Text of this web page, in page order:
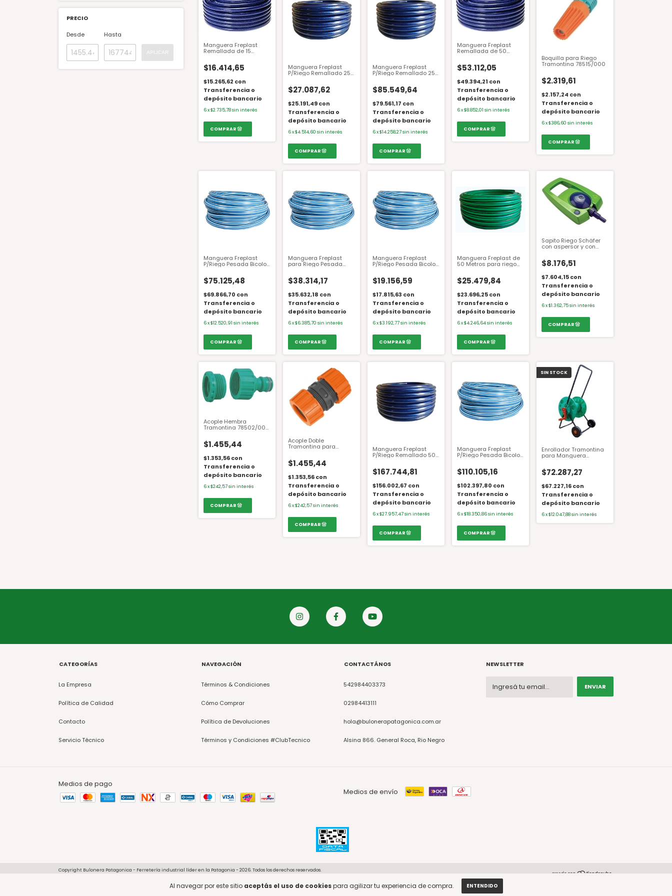
Al navegar por este sitio aceptás el uso de cookiespara agilizar tu experiencia de compra. ENTENDIDO
PRECIO
Desde Hasta
Manguera Freplast
Remallada de 15
1/2"
$16.414,65
$15.265,62 con
Transferencia o
depósito bancario
6x$2.735,78sin interés
Manguera Freplast
P/Riego Remallado 25
$27.087,62
$25.191,49con
Transferencia o
depósito bancario
6x$4.514,60 sin interés
Manguera Freplast
P/Riego Remallado 25
$85.549,64
$79.561,17 con
Transferencia o
depósito bancario
6x$14.258,27sin interés
Manguera Freplast
Remallada de 50
1/2"
$53.112,05
$49.394,21 con
Transferencia o
depósito bancario
6x$8.852,01 sin interés
Boquilla para Riego
Tramontina 78515/000
$2.319,61
$2.157,24 con
Transferencia o
depósito bancario
6x$386,60 sin interés
Manguera Freplast
P/Riego Pesada Bicolor
$75.125,48
$69.866,70 con
Transferencia o
depósito bancario
6x$12.520,91 sin interés
Manguera Freplast
para Riego Pesada
$38.314,17
$35.632,18 con
Transferencia o
depósito bancario
6x$6.385,70 sin interés
Manguera Freplast
P/Riego Pesada Bicolor
$19.156,59
$17.815,63 con
Transferencia o
depósito bancario
6x$3.192,77sin interés
Manguera Freplast de
50 Metros para riego
$25.479,84
$23.696,25con
Transferencia o
depósito bancario
6x$4.246,64sin interés
Sapito Riego Schäfer
con aspersor y con
$8.176,51
$7.604,15con
Transferencia o
depósito bancario
6x$1.362,75sin interés
Acople Hembra
Tramontina 78502/000
$1.455,44
$1.353,56con
Transferencia o
depósito bancario
6x$242,57sin interés
Acople Doble
Tramontina para
44228
$1.455,44
$1.353,56con
Transferencia o
depósito bancario
6x$242,57sin interés
Manguera Freplast
P/Riego Remallado 50
$167.744,81
$156.002,67 con
Transferencia o
depósito bancario
6x$27.957,47sin interés
Manguera Freplast
P/Riego Pesada Bicolor
$110.105,16
$102.397,80 con
Transferencia o
depósito bancario
6x$18.350,86sin interés
SIN STOCK
Enrollador Tramontina
para Manguera
$72.287,27
$67.227,16con
Transferencia o
depósito bancario
6x$12.047,88sin interés
CATEGORÍAS
La Empresa
Política de Calidad
Contacto
Servicio Técnico
NAVEGACIÓN
Términos & Condiciones
Cómo Comprar
Política de Devoluciones
Términos y Condiciones #ClubTecnico
CONTACTÁNOS
542984403373
02984413111
hola@bulonerapatagonica.com.ar
Alsina 866. General Roca, Rio Negro
NEWSLETTER
Medios de pago
Medios de envío
Copyright Bulonera Patagonica - Ferretería industrial líder en la Patagonia - 2026. Todos los derechos reservados.